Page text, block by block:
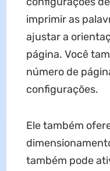
imprimir as
ajustar a
página. Você
número de
configurações.
Ele também
também pode